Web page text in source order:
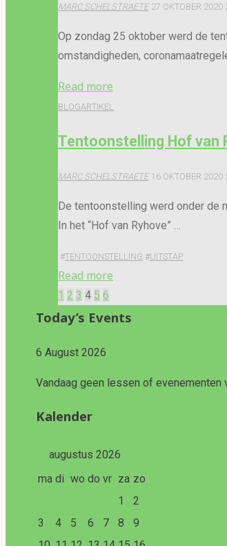
MARC SCHELSTRAETE 27 OKTOBER 2020
Op zondag 25 oktober werd de
omstandigheden,
Read more
Blankenberge"
BLOGARTIKEL
Tentoonstelling Hof van
MARC SCHELSTRAETE 16 OKTOBER 2020
De tentoonstelling werd onder de
In het “Hof van Ryhove” …
#TENTOONSTELLING #UITSTAP
Read more
van
Berichten
paginering
1 2 3 4 5 6
Today’s Events
6 August 2026
Vandaag geen lessen of evenementen
Kalender
augustus 2026
ma di wo do vr za zo
1
2
3
4 5 6 7 8
9